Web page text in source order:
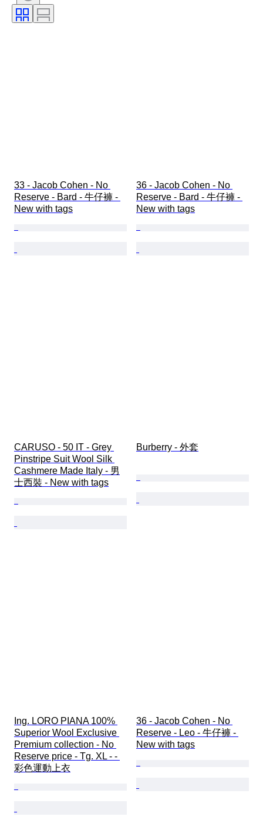
包括配件
33 - Jacob Cohen - No
Reserve - Bard - 牛仔褲 -
New with tags
36 - Jacob Cohen - No
Reserve - Bard - 牛仔褲 -
New with tags
CARUSO - 50 IT - Grey
Pinstripe Suit Wool Silk
Cashmere Made Italy - 男
士西裝 - New with tags
Burberry - 外套
Ing. LORO PIANA 100%
Superior Wool Exclusive
Premium collection - No
Reserve price - Tg. XL - -
彩色運動上衣
36 - Jacob Cohen - No
Reserve - Leo - 牛仔褲 -
New with tags